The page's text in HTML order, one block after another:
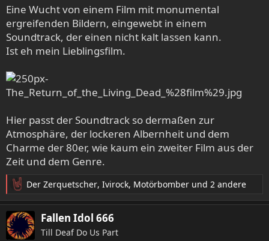
Eine Wucht von einem Film mit monumental
ergreifenden Bildern, eingewebt in einem
Soundtrack, der einen nicht kalt lassen kann.
Ist eh mein Lieblingsfilm.
Hier passt der Soundtrack so dermaßen zur
Atmosphäre, der lockeren Albernheit und dem
Charme der 80er, wie kaum ein zweiter Film aus der
Zeit und dem Genre.
R
e
a
k
t
Der Zerquetscher, Ivirock, Motörbomber und 2 andere
Fallen Idol 666
Till Deaf Do Us Part